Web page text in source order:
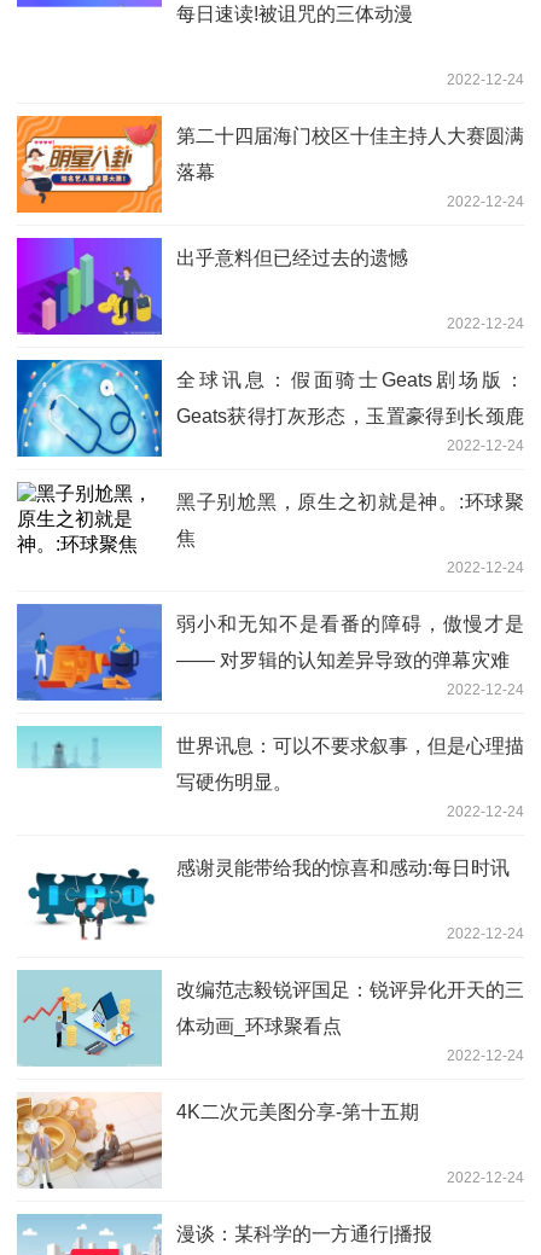
每日速读!被诅咒的三体动漫
2022-12-24
第二十四届海门校区十佳主持人大赛圆满
落幕
2022-12-24
出乎意料但已经过去的遗憾
2022-12-24
全球讯息：假面骑士Geats剧场版：
Geats获得打灰形态，玉置豪得到长颈鹿
2022-12-24
黑子别尬黑，原生之初就是神。:环球聚
焦
2022-12-24
弱小和无知不是看番的障碍，傲慢才是
—— 对罗辑的认知差异导致的弹幕灾难
2022-12-24
世界讯息：可以不要求叙事，但是心理描
写硬伤明显。
2022-12-24
感谢灵能带给我的惊喜和感动:每日时讯
2022-12-24
改编范志毅锐评国足：锐评异化开天的三
体动画_环球聚看点
2022-12-24
4K二次元美图分享-第十五期
2022-12-24
漫谈：某科学的一方通行|播报